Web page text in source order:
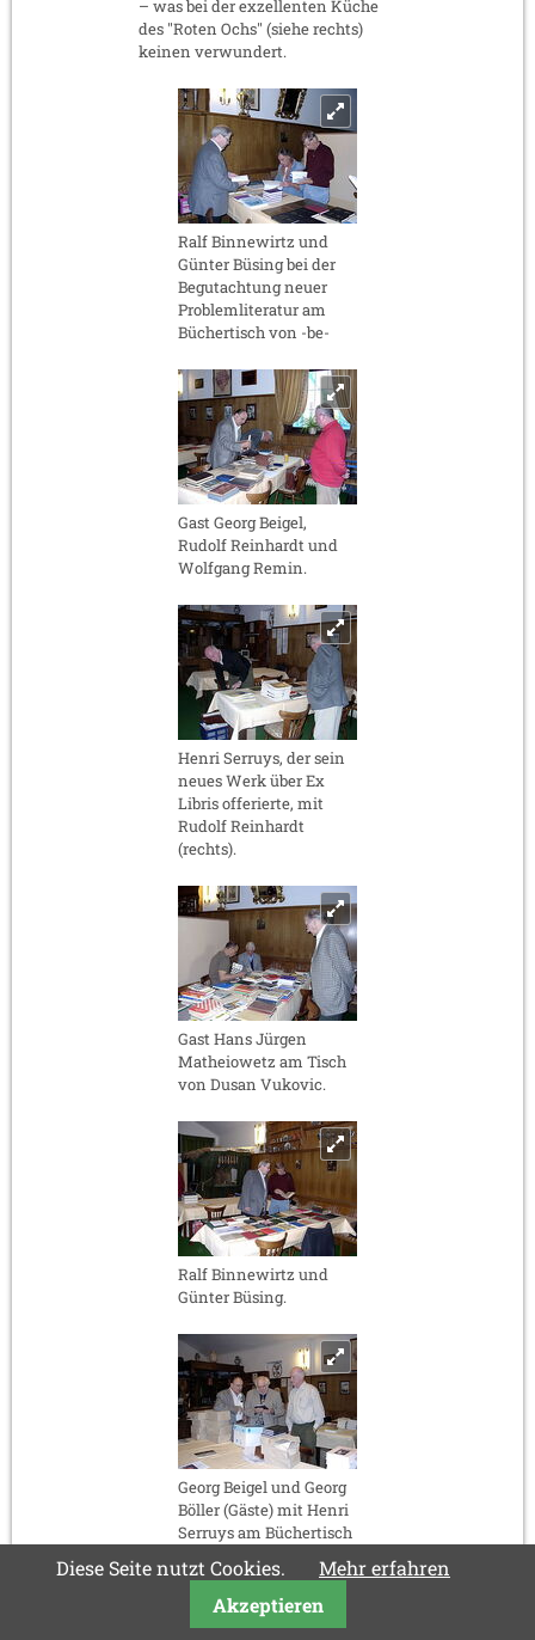
– was bei der exzellenten Küche
des "Roten Ochs" (siehe rechts)
keinen verwundert.
Ralf Binnewirtz und
Günter Büsing bei der
Begutachtung neuer
Problemliteratur am
Büchertisch von -be-
Gast Georg Beigel,
Rudolf Reinhardt und
Wolfgang Remin.
Henri Serruys, der sein
neues Werk über Ex
Libris offerierte, mit
Rudolf Reinhardt
(rechts).
Gast Hans Jürgen
Matheiowetz am Tisch
von Dusan Vukovic.
Ralf Binnewirtz und
Günter Büsing.
Georg Beigel und Georg
Böller (Gäste) mit Henri
Serruys am Büchertisch
von Vlastimil Fiala.
Diese Seite nutzt Cookies.
Mehr erfahren
Akzeptieren